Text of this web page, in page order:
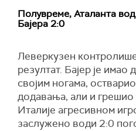
Полувреме, Аталанта
Бајера 2:0
Леверкузен
резултат. Бајер је
својим ногама,
додавања, али и грешио
Италије агресивном
заслужено води 2:0